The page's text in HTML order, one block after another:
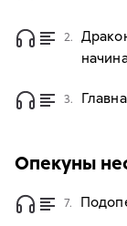
2.
3.
Опекуны
7.